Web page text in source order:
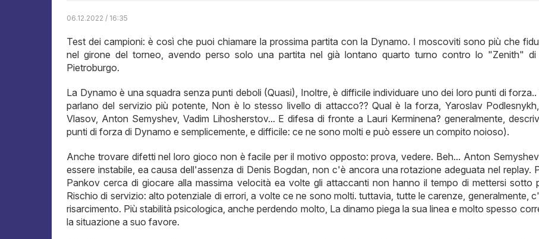
06.12.2022 / 16:35
Test dei campioni: è così che puoi chiamare la prossima partita con la Dynamo. I moscoviti sono più che
nel girone del torneo, avendo perso solo una partita nel già lontano quarto turno contro lo "Zenith" di
Pietroburgo.
La Dynamo è una squadra senza punti deboli (Quasi), Inoltre, è difficile individuare uno dei loro punti di forza..
parlano del servizio più potente, Non è lo stesso livello di attacco?? Qual è la forza, Yaroslav
Vlasov, Anton Semyshev, Vadim Lihosherstov... E difesa di fronte a Lauri Kerminena? generalmente,
punti di forza di Dynamo e semplicemente, e difficile: ce ne sono molti e può essere un compito noioso).
Anche trovare difetti nel loro gioco non è facile per il motivo opposto: prova, vedere. Beh... Anton
essere instabile, ea causa dell'assenza di Denis Bogdan, non c'è ancora una rotazione adeguata nel replay.
Pankov cerca di giocare alla massima velocità ea volte gli attaccanti non hanno il tempo di mettersi sotto
Rischio di servizio: alto potenziale di errori, a volte ce ne sono molti. tuttavia, tutte le carenze, generalmente,
risarcimento. Più stabilità psicologica, anche perdendo molto, La dinamo piega la sua linea e molto spesso
la situazione a suo favore.